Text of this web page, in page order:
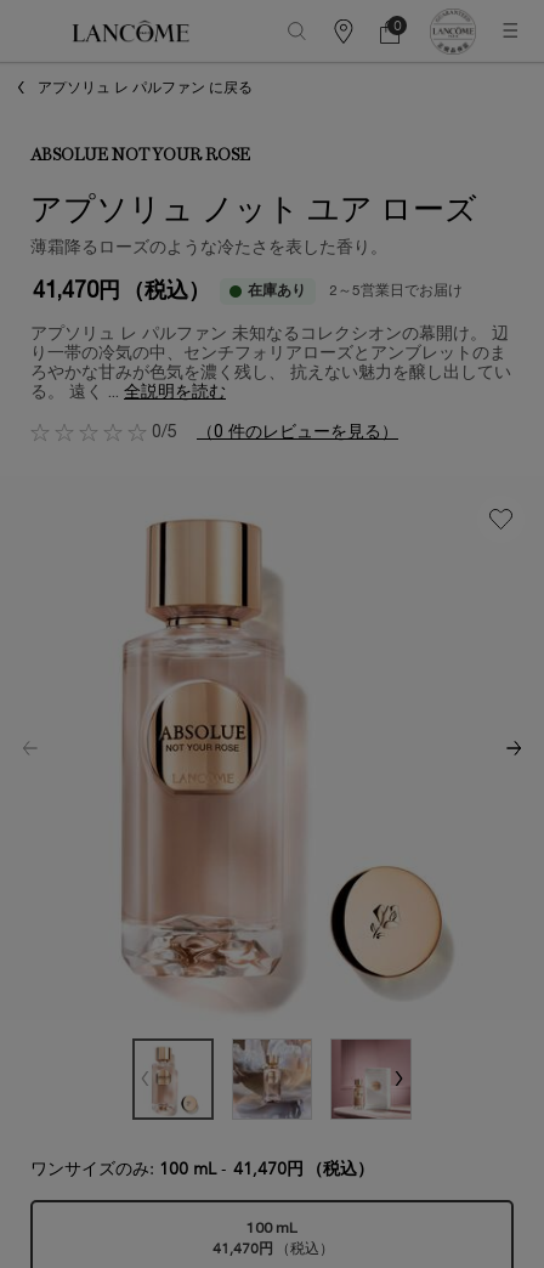
カ
カ
ー
0
0 カート内の製品
アプソリュ レ パルファン に戻る
ABSOLUE NOT YOUR ROSE
アプソリュ ノット ユア ローズ
薄霜降るローズのような冷たさを表した香り。
41,470円 （税込） 在庫あり 2～5営業日でお届け
アプソリュ レ パルファン 未知なるコレクシオンの幕開け。 辺
り一帯の冷気の中、センチフォリアローズとアンブレットのま
ろやかな甘みが色気を濃く残し、 抗えない魅力を醸し出してい
る。 遠く ... 全説明を読む
0/5 （0 件のレビューを見る）
ワンサイズのみ: 100 mL- 41,470円 （税込）
選択済み
100 mL
41,470円 （税込）
, 1/1